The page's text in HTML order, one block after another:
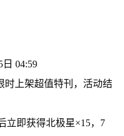
04:59
时上架超值特刊，活动结
立即获得北极星×15，7